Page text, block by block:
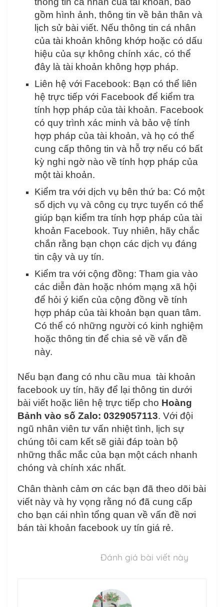
gồm hình ảnh, thông tin về bản thân và
lịch sử bài viết. Nếu thông tin cá nhân
của tài khoản không khớp hoặc có dấu
hiệu của sự không chính xác, có thể
đây là tài khoản không hợp pháp.
Liên hệ với Facebook: Bạn có thể liên
hệ trực tiếp với Facebook để kiểm tra
tính hợp pháp của tài khoản. Facebook
có quy trình xác minh và bảo vệ tính
hợp pháp của tài khoản, và họ có thể
cung cấp thông tin và hỗ trợ nếu có bất
kỳ nghi ngờ nào về tính hợp pháp của
một tài khoản.
Kiểm tra với dịch vụ bên thứ ba: Có một
số dịch vụ và công cụ trực tuyến có thể
giúp bạn kiểm tra tính hợp pháp của tài
khoản Facebook. Tuy nhiên, hãy chắc
chắn rằng bạn chọn các dịch vụ đáng
tin cậy và uy tín.
Kiểm tra với cộng đồng: Tham gia vào
các diễn đàn hoặc nhóm mạng xã hội
để hỏi ý kiến của cộng đồng về tính
hợp pháp của tài khoản bạn quan tâm.
Có thể có những người có kinh nghiệm
hoặc thông tin để chia sẻ về vấn đề
này.
Nếu bạn đang có nhu cầu mua tài khoản
facebook uy tín, hãy để lại thông tin dưới
bài viết hoặc liên hệ trực tiếp cho Hoàng
Bảnh vào số Zalo: 0329057113. Với đội
ngũ nhân viên tư vấn nhiệt tình, lịch sự
chúng tôi cam kết sẽ giải đáp toàn bộ
những thắc mắc của bạn một cách nhanh
chóng và chính xác nhất.
Chân thành cảm ơn các bạn đã theo dõi bài
viết này và hy vọng rằng nó đã cung cấp
cho bạn cái nhìn tổng quan về vấn đề nơi
bán tài khoản facebook uy tín giá rẻ.
Đánh giá bài viết này